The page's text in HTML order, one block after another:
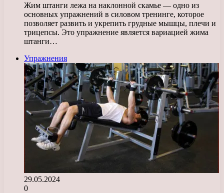
Жим штанги лежа на наклонной скамье — одно из
основных упражнений в силовом тренинге, которое
позволяет развить и укрепить грудные мышцы, плечи и
трицепсы. Это упражнение является вариацией жима
штанги…
Упражнения
29.05.2024
0